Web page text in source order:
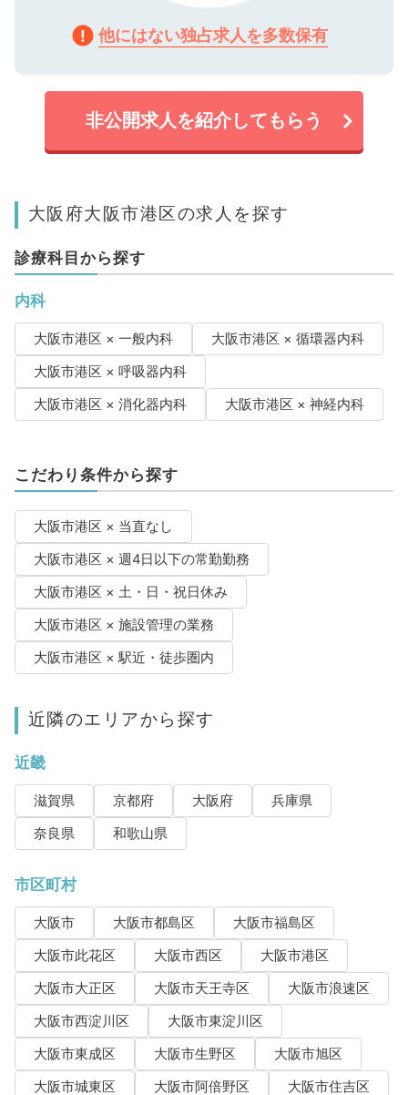
他にはない独占求人を多数保有
非公開求人を紹介してもらう
大阪府大阪市港区の求人を探す
診療科目から探す
内科
大阪市港区 × 一般内科
大阪市港区 × 循環器内科
大阪市港区 × 呼吸器内科
大阪市港区 × 消化器内科
大阪市港区 × 神経内科
こだわり条件から探す
大阪市港区 × 当直なし
大阪市港区 × 週4日以下の常勤勤務
大阪市港区 × 土・日・祝日休み
大阪市港区 × 施設管理の業務
大阪市港区 × 駅近・徒歩圏内
近隣のエリアから探す
近畿
滋賀県 京都府 大阪府
兵庫県
奈良県
和歌山県
市区町村
大阪市 大阪市都島区
大阪市福島区
大阪市此花区
大阪市西区
大阪市港区
大阪市大正区
大阪市天王寺区
大阪市浪速区
大阪市西淀川区
大阪市東淀川区
大阪市東成区
大阪市生野区
大阪市旭区
大阪市城東区
大阪市阿倍野区
大阪市住吉区